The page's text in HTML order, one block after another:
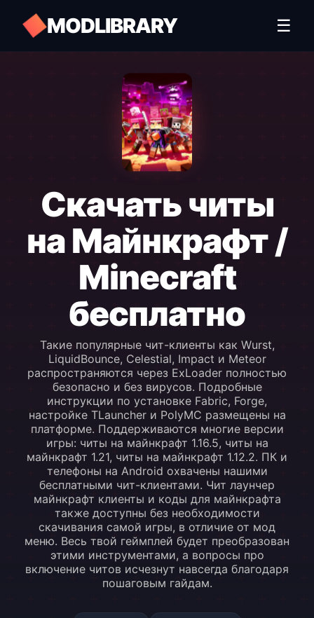
MODLIBRARY ☰
Скачать читы
на Майнкрафт /
Minecraft
бесплатно
Такие популярные чит-клиенты как Wurst,
LiquidBounce, Celestial, Impact и Meteor
распространяются через ExLoader полностью
безопасно и без вирусов. Подробные
инструкции по установке Fabric, Forge,
настройке TLauncher и PolyMC размещены на
платформе. Поддерживаются многие версии
игры: читы на майнкрафт 1.16.5, читы на
майнкрафт 1.21, читы на майнкрафт 1.12.2. ПК и
телефоны на Android охвачены нашими
бесплатными чит-клиентами. Чит лаунчер
майнкрафт клиенты и коды для майнкрафта
также доступны без необходимости
скачивания самой игры, в отличие от мод
меню. Весь твой геймплей будет преобразован
этими инструментами, а вопросы про
включение читов исчезнут навсегда благодаря
пошаговым гайдам.